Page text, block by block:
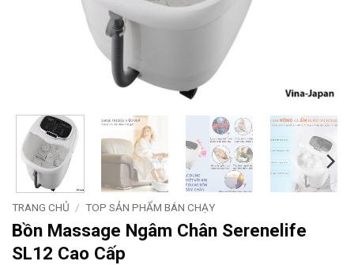
TRANG CHỦ / TOP SẢN PHẨM BÁN CHẠY
Bồn Massage Ngâm Chân Serenelife
SL12 Cao Cấp